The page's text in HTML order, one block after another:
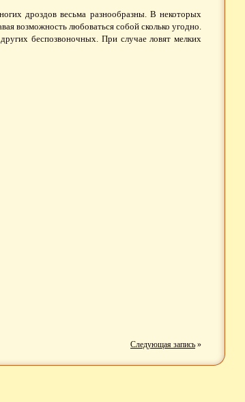
дроздов весьма разнообразны. В некоторых
возможность любоваться собой сколько угодно.
беспозвоночных. При случае ловят мелких
Следующая запись »